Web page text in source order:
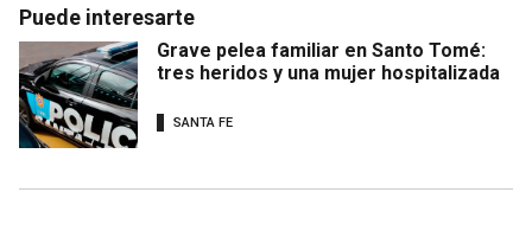
Puede interesarte
Grave pelea familiar en Santo Tomé:
tres heridos y una mujer hospitalizada
SANTA FE